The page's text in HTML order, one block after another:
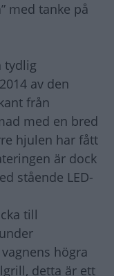
med tanke på
tydlig
av den
från
med en bred
hjulen har fått
är dock
stående LED-
till
högra
detta är ett